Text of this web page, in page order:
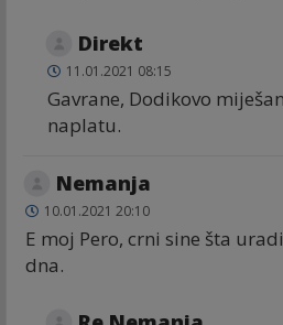
Direkt
11.01.2021 08:15
Gavrane, Dodikovo
naplatu.
Nemanja
10.01.2021 20:10
E moj Pero, crni sine šta
dna.